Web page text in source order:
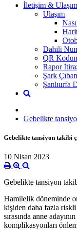
İletişim & Ulaşım
Ulaşım
Dahili
QR
Rapor
Şark
Şanlıurfa
Gebelikte
Gebelikte tansiyon takibi
10 Nisan 2023
Gebelikte tansiyon
Hamilelik döneminde
kişiden daha fazla
sırasında anne
komplikasyonları